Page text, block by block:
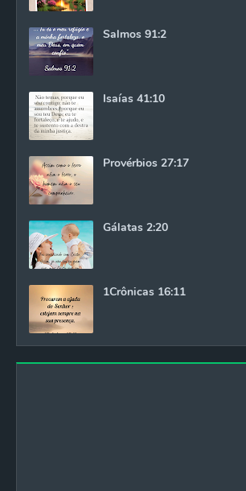
Salmos 91:2
Isaías 41:10
Provérbios 27:17
Gálatas 2:20
1Crônicas 16:11